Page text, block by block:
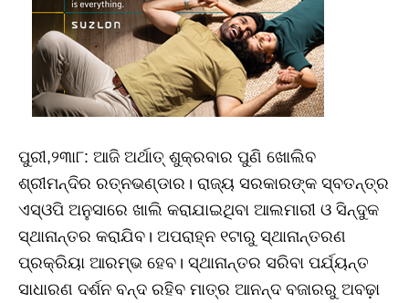
ପୁରୀ,୨୩ା୮: ଆଜି ଅର୍ଥାତ୍‌ ଶୁକ୍ରବାର ପୁଣି ଖୋଲିବ
ଶ୍ରୀମନ୍ଦିର ରତ୍ନଭଣ୍ଡାର। ରାଜ୍ୟ ସରକାରଙ୍କ ସ୍ବତନ୍ତ୍ର
ଏସ୍‌ଓପି ଅନୁସାରେ ଖାଲି କରାଯାଇଥିବା ଆଲମାରୀ ଓ ସିନ୍ଦୁକ
ସ୍ଥାନାନ୍ତର କରାଯିବ। ଅପରାହ୍ନ ୧ଟାରୁ ସ୍ଥାନାନ୍ତରଣ
ପ୍ରକ୍ରିୟା ଆରମ୍ଭ ହେବ। ସ୍ଥାନାନ୍ତର ସରିବା ପର୍ଯ୍ୟନ୍ତ
ସାଧାରଣ ଦର୍ଶନ ବନ୍ଦ ରହିବ ମାତ୍ର ଆନନ୍ଦ ବଜାରରୁ ଅବଢ଼ା